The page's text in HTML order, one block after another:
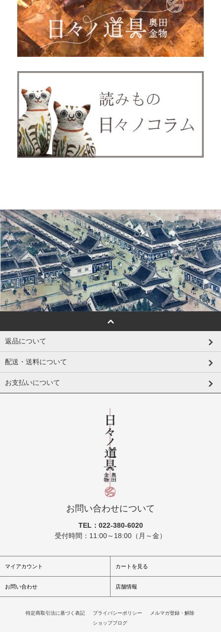
返品について
配送・送料について
お支払いについて
お問い合わせについて
TEL：022-380-6020
受付時間：11:00～18:00（月～金）
マイアカウント カートを見る
お問い合わせ 店舗情報
特定商取引法に基づく表記 プライバシーポリシー メルマガ登録・解除
ショップブログ